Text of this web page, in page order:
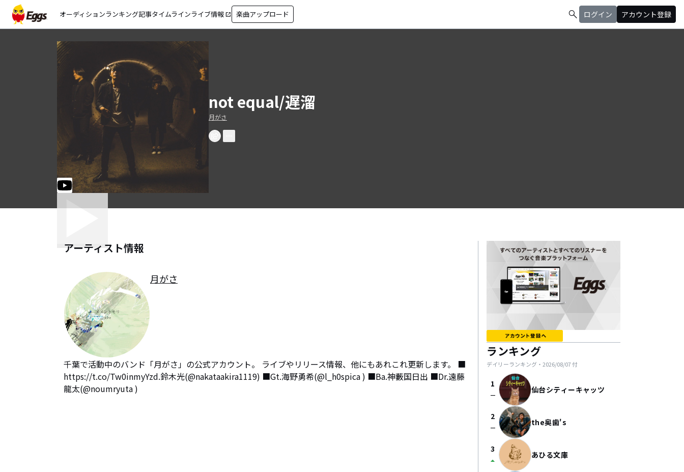
オーディションランキング記事タイムラインライブ情報 open_in_new 楽曲アップロード search ログイン アカウント登録
not equal/遅溜
月がさ
アーティスト情報
月がさ
千葉で活動中のバンド「月がさ」の公式アカウント。 ライブやリリース情報、他にもあれこれ更新します。 ■
https://t.co/Tw0inmyYzd.鈴木光(@nakataakira1119) ■Gt.海野勇希(@l_h0spica ) ■Ba.神藪国日出 ■Dr.遠藤
龍太(@noumryuta )
ランキング
デイリーランキング・ 2026/08/07付
1
check_indeterminate_small 仙台シティーキャッツ
2
check_indeterminate_small the奥歯's
3
arrow_drop_up あひる文庫